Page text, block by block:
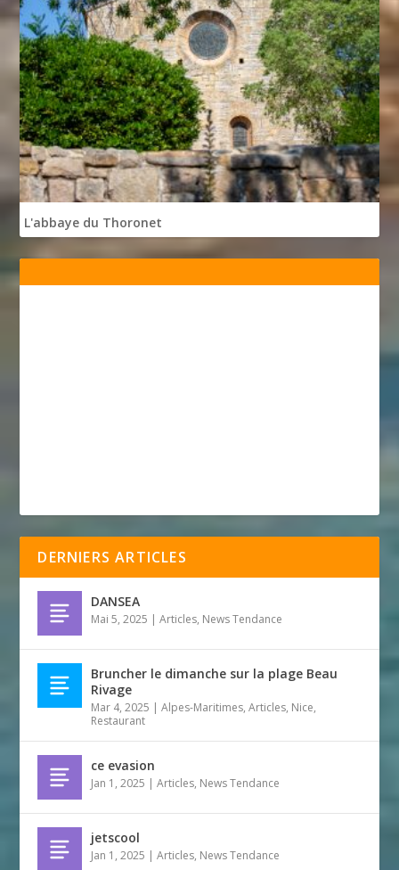
L'abbaye du Thoronet
DERNIERS ARTICLES
DANSEA
Mai 5, 2025 |Articles, News Tendance
Bruncher le dimanche sur la plage Beau
Rivage
Mar 4, 2025 |Alpes-Maritimes,Articles, Nice,
Restaurant
ce evasion
Jan 1, 2025 |Articles, News Tendance
jetscool
Jan 1, 2025 |Articles, News Tendance